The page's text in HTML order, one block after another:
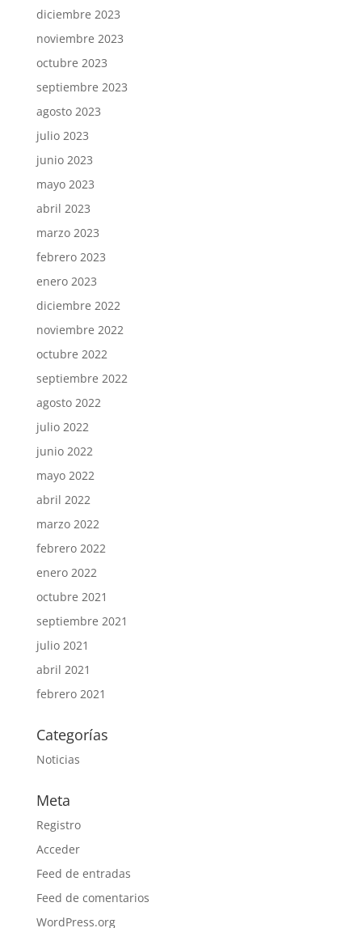
diciembre 2023
noviembre 2023
octubre 2023
septiembre 2023
agosto 2023
julio 2023
junio 2023
mayo 2023
abril 2023
marzo 2023
febrero 2023
enero 2023
diciembre 2022
noviembre 2022
octubre 2022
septiembre 2022
agosto 2022
julio 2022
junio 2022
mayo 2022
abril 2022
marzo 2022
febrero 2022
enero 2022
octubre 2021
septiembre 2021
julio 2021
abril 2021
febrero 2021
Categorías
Noticias
Meta
Registro
Acceder
Feed de entradas
Feed de comentarios
WordPress.org